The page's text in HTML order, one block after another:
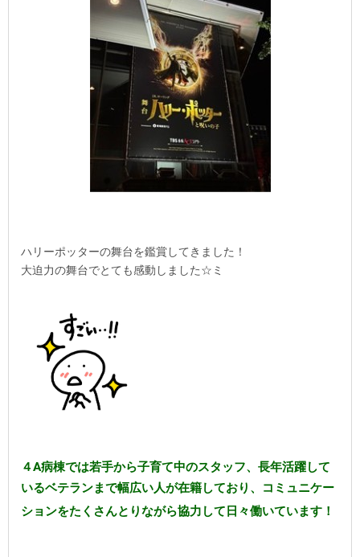
ハリーポッターの舞台を鑑賞してきました！
大迫力の舞台でとても感動しました☆ミ
４A病棟では若手から子育て中のスタッフ、長年活躍して
いるベテランまで幅広い人が在籍しており、コミュニケー
ションをたくさんとりながら協力して日々働いています！